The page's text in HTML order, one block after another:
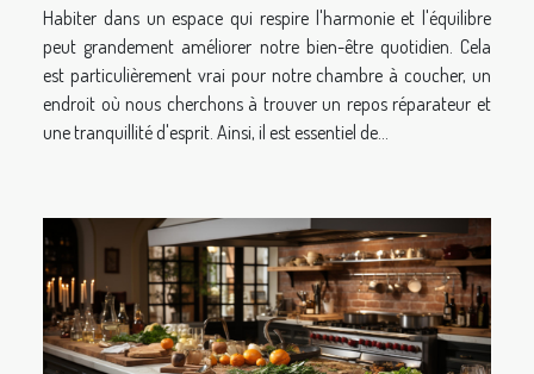
Habiter dans un espace qui respire l'harmonie et l'équilibre
peut grandement améliorer notre bien-être quotidien. Cela
est particulièrement vrai pour notre chambre à coucher, un
endroit où nous cherchons à trouver un repos réparateur et
une tranquillité d'esprit. Ainsi, il est essentiel de...